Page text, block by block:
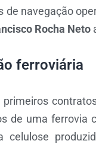
navegação
Rocha Neto
ferroviária
de uma